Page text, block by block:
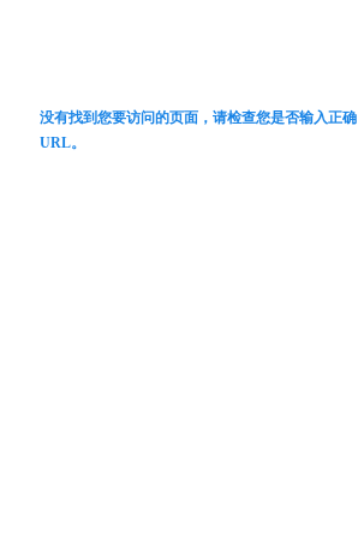
没有找到您要访问的页面，请检查您是否输入正确
URL。